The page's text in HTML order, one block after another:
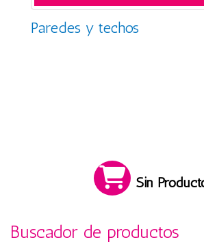
Paredes y techos
Sin
Buscador de productos